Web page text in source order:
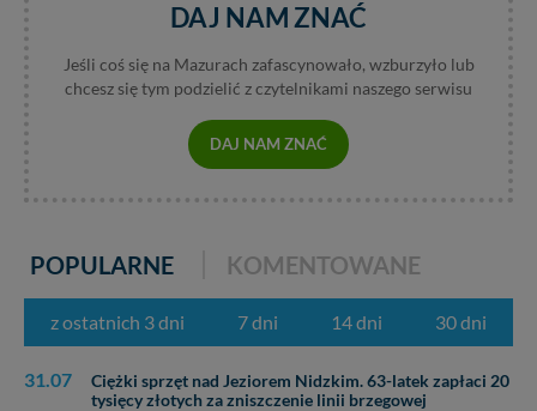
DAJ NAM ZNAĆ
Jeśli coś się na Mazurach zafascynowało, wzburzyło lub
chcesz się tym podzielić z czytelnikami naszego serwisu
DAJ NAM ZNAĆ
POPULARNE KOMENTOWANE
z ostatnich 3 dni 7 dni 14 dni 30 dni
31.07
Ciężki sprzęt nad Jeziorem Nidzkim. 63-latek zapłaci 20
tysięcy złotych za zniszczenie linii brzegowej